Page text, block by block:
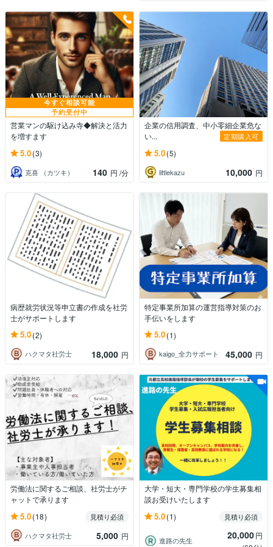
今すぐ相談可能
予約受付中
営業マンの駆け込み寺◆解決と活力
を増すます
5.0(3)
克喜 （カツキ） 140 円 /分
企業の信用調査、中小零細企業危な
い...
定期購入可
5.0(5)
littlekazu 10,000 円
病歴就労状況等申立書の作成を社労
士がサポートします
5.0(2)
ハクマタ社労士 18,000 円
特定事業所加算の運営指導対策のお
手伝いをします
5.0(1)
kaigo_全力サポート 45,000 円
労働法に関するご相談、社労士がチ
ャットで承ります
5.0(18)
見積り必須
ハクマタ社労士
5,000 円
大学・短大・専門学校の学生募集相
談お受けいたします
5.0(1) 見積り必須
進路の先生 20,000円